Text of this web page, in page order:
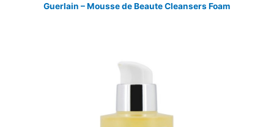
Guerlain – Mousse de Beaute Cleansers Foam